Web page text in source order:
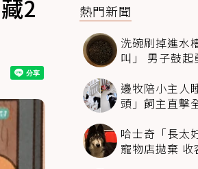
2 熱門新聞
洗碗刷掉進水
叫」 男子鼓起
邊牧陪小主人
頭」飼主直擊
哈士奇「長太
寵物店拋棄 收